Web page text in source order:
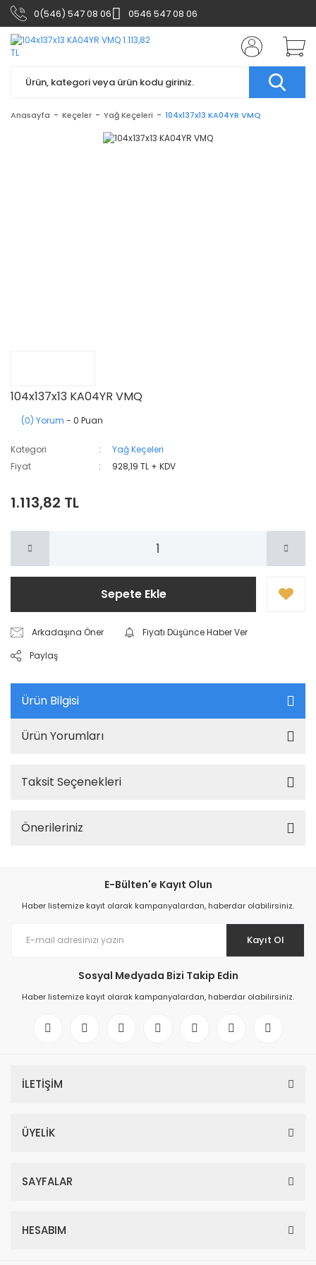
0(546) 547 08 06 0546 547 08 06
Anasayfa Keçeler Yağ Keçeleri 104x137x13 KA04YR VMQ
104x137x13 KA04YR VMQ
(0) Yorum - 0 Puan
Kategori
Yağ Keçeleri
Fiyat
928,19 TL + KDV
1.113,82 TL
Sepete Ekle
Arkadaşına Öner
Fiyatı Düşünce Haber Ver
Paylaş
Ürün Bilgisi
Ürün Yorumları
Taksit Seçenekleri
Önerileriniz
E-Bülten'e Kayıt Olun
Haber listemize kayıt olarak kampanyalardan, haberdar olabilirsiniz.
Kayıt Ol
Sosyal Medyada Bizi Takip Edin
Haber listemize kayıt olarak kampanyalardan, haberdar olabilirsiniz.
İLETİŞİM
ÜYELİK
SAYFALAR
HESABIM